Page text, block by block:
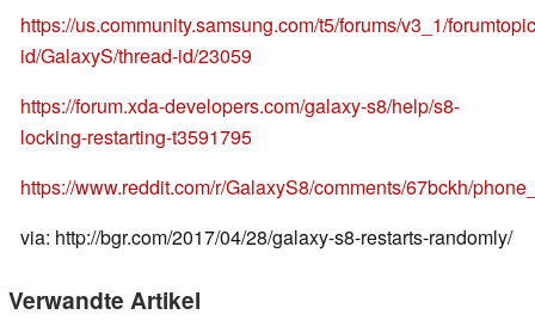
https://us.community.samsung.com/t5/forums/v3_1/
id/GalaxyS/thread-id/23059
https://forum.xda-developers.com/galaxy-s8/help/s8-
locking-restarting-t3591795
https://www.reddit.com/r/GalaxyS8/comments/67bckh/
via: http://bgr.com/2017/04/28/galaxy-s8-restarts-randomly/
Verwandte Artikel